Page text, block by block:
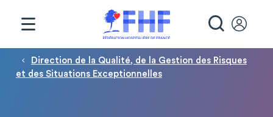
Fil d'Ariane
Direction de la Qualité, de la Gestion des Risques
et des Situations Exceptionnelles
Panneau de gestion des cookies